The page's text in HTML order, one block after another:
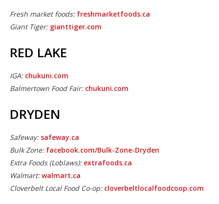
Fresh market foods: freshmarketfoods.ca
Giant Tiger: gianttiger.com
RED LAKE
IGA: chukuni.com
Balmertown Food Fair: chukuni.com
DRYDEN
Safeway: safeway.ca
Bulk Zone: facebook.com/Bulk-Zone-Dryden
Extra Foods (Loblaws): extrafoods.ca
Walmart: walmart.ca
Cloverbelt Local Food Co-op: cloverbeltlocalfoodcoop.com